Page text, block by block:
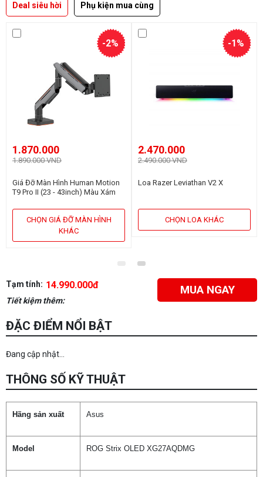
Deal siêu hời Phụ kiện mua cùng
1.870.000
1.890.000 VND
-2%
Giá Đỡ Màn Hình Human Motion
T9 Pro II (23 - 43inch) Màu Xám
CHỌN GIÁ ĐỠ MÀN HÌNH
KHÁC
2.470.000
2.490.000 VND
-1%
Loa Razer Leviathan V2 X
CHỌN LOA KHÁC
Tạm tính: 14.990.000đ
Tiết kiệm thêm:
MUA NGAY
ĐẶC ĐIỂM NỔI BẬT
Đang cập nhật...
THÔNG SỐ KỸ THUẬT
Hãng sản xuất Asus
Model ROG Strix OLED XG27AQDMG